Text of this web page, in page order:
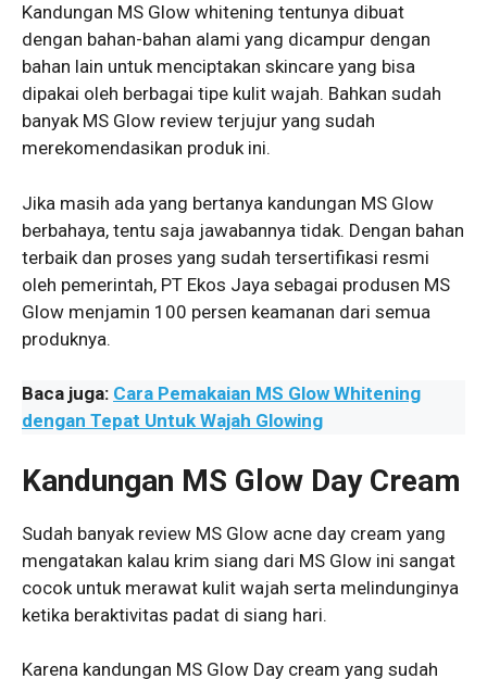
Kandungan MS Glow whitening tentunya dibuat
dengan bahan-bahan alami yang dicampur dengan
bahan lain untuk menciptakan skincare yang bisa
dipakai oleh berbagai tipe kulit wajah. Bahkan sudah
banyak MS Glow review terjujur yang sudah
merekomendasikan produk ini.
Jika masih ada yang bertanya kandungan MS Glow
berbahaya, tentu saja jawabannya tidak. Dengan bahan
terbaik dan proses yang sudah tersertifikasi resmi
oleh pemerintah, PT Ekos Jaya sebagai produsen MS
Glow menjamin 100 persen keamanan dari semua
produknya.
Baca juga: Cara Pemakaian MS Glow Whitening
dengan Tepat Untuk Wajah Glowing
Kandungan MS Glow Day Cream
Sudah banyak review MS Glow acne day cream yang
mengatakan kalau krim siang dari MS Glow ini sangat
cocok untuk merawat kulit wajah serta melindunginya
ketika beraktivitas padat di siang hari.
Karena kandungan MS Glow Day cream yang sudah